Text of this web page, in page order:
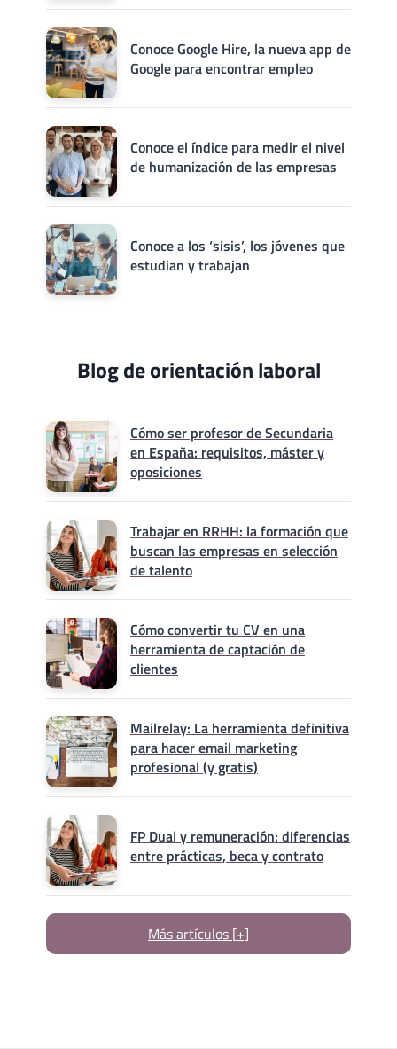
Conoce Google Hire, la nueva app de
Google para encontrar empleo
Conoce el índice para medir el nivel
de humanización de las empresas
Conoce a los ‘sisis’, los jóvenes que
estudian y trabajan
Blog de orientación laboral
Cómo ser profesor de Secundaria
en España: requisitos, máster y
oposiciones
Trabajar en RRHH: la formación que
buscan las empresas en selección
de talento
Cómo convertir tu CV en una
herramienta de captación de
clientes
Mailrelay: La herramienta definitiva
para hacer email marketing
profesional (y gratis)
FP Dual y remuneración: diferencias
entre prácticas, beca y contrato
Más artículos [+]